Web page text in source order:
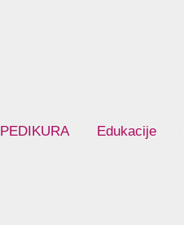
PEDIKURA Edukacije